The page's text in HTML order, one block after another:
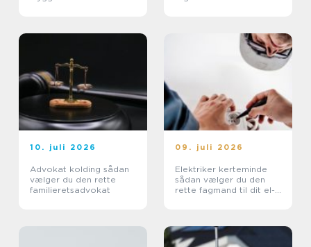
10. juli 2026
Advokat kolding sådan
vælger du den rette
familieretsadvokat
09. juli 2026
Elektriker kerteminde
sådan vælger du den
rette fagmand til dit el-